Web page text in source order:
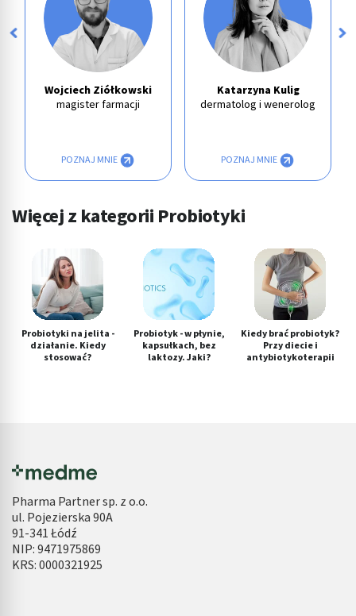
Wojciech Ziółkowski
magister farmacji
POZNAJ MNIE
Katarzyna Kulig
dermatolog i wenerolog
POZNAJ MNIE
Więcej z kategorii Probiotyki
Probiotyki na jelita -
działanie. Kiedy
stosować?
Probiotyk - w płynie,
kapsułkach, bez
laktozy. Jaki?
Kiedy brać probiotyk?
Przy diecie i
antybiotykoterapii
Probiotyki na jelita - działanie. Kiedy
stosować?
Data aktualizacji: 10 stycznia 2025
Autor:Marta Roszkowska
Mechanizm działania probiotyków na jelita odbywa się